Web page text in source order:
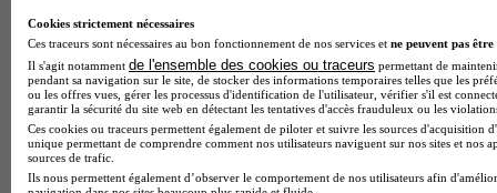
Cookies strictement nécessaires
Ces traceurs sont nécessaires au bon fonctionnement de nos services et ne peuvent pas être
Il s'agit notamment de l'ensemble des cookies ou traceurs permettant de
pendant sa navigation sur le site, de stocker des informations temporaires telles que les
ou les offres vues, gérer les processus d'identification de l'utilisateur, vérifier s'il est
garantir la sécurité du site web en détectant les tentatives d'accès frauduleux ou les
Ces cookies ou traceurs permettent également de piloter et suivre les sources d'acquisition
unique permettant de comprendre comment nos utilisateurs naviguent sur nos sites et nos
sources de trafic.
Ils nous permettent également d’observer le comportement de nos utilisateurs afin